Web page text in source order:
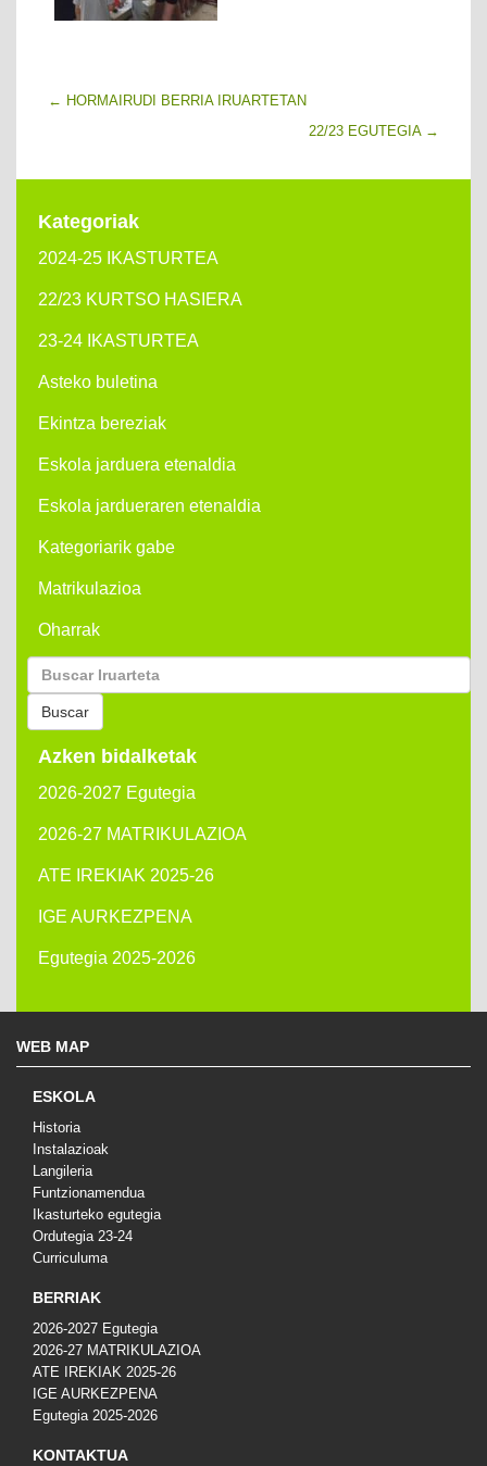
← HORMAIRUDI BERRIA IRUARTETAN
22/23 EGUTEGIA→
Kategoriak
2024-25 IKASTURTEA
22/23 KURTSO HASIERA
23-24 IKASTURTEA
Asteko buletina
Ekintza bereziak
Eskola jarduera etenaldia
Eskola jardueraren etenaldia
Kategoriarik gabe
Matrikulazioa
Oharrak
Buscar
por:
Buscar
Azken bidalketak
2026-2027 Egutegia
2026-27 MATRIKULAZIOA
ATE IREKIAK 2025-26
IGE AURKEZPENA
Egutegia 2025-2026
WEB MAP
ESKOLA
Historia
Instalazioak
Langileria
Funtzionamendua
Ikasturteko egutegia
Ordutegia 23-24
Curriculuma
BERRIAK
2026-2027 Egutegia
2026-27 MATRIKULAZIOA
ATE IREKIAK 2025-26
IGE AURKEZPENA
Egutegia 2025-2026
KONTAKTUA